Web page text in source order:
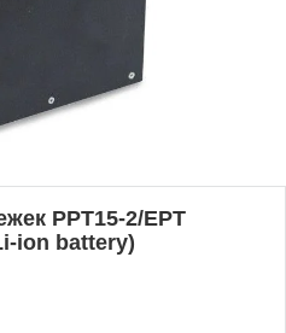
PPT15-2/EPT
ion battery)